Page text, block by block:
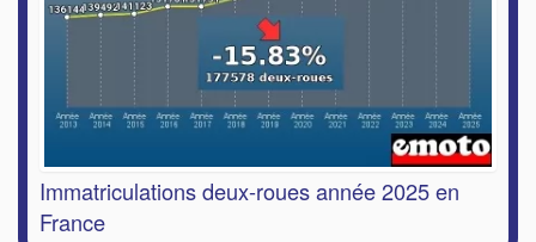
Immatriculations deux-roues année 2025 en
France